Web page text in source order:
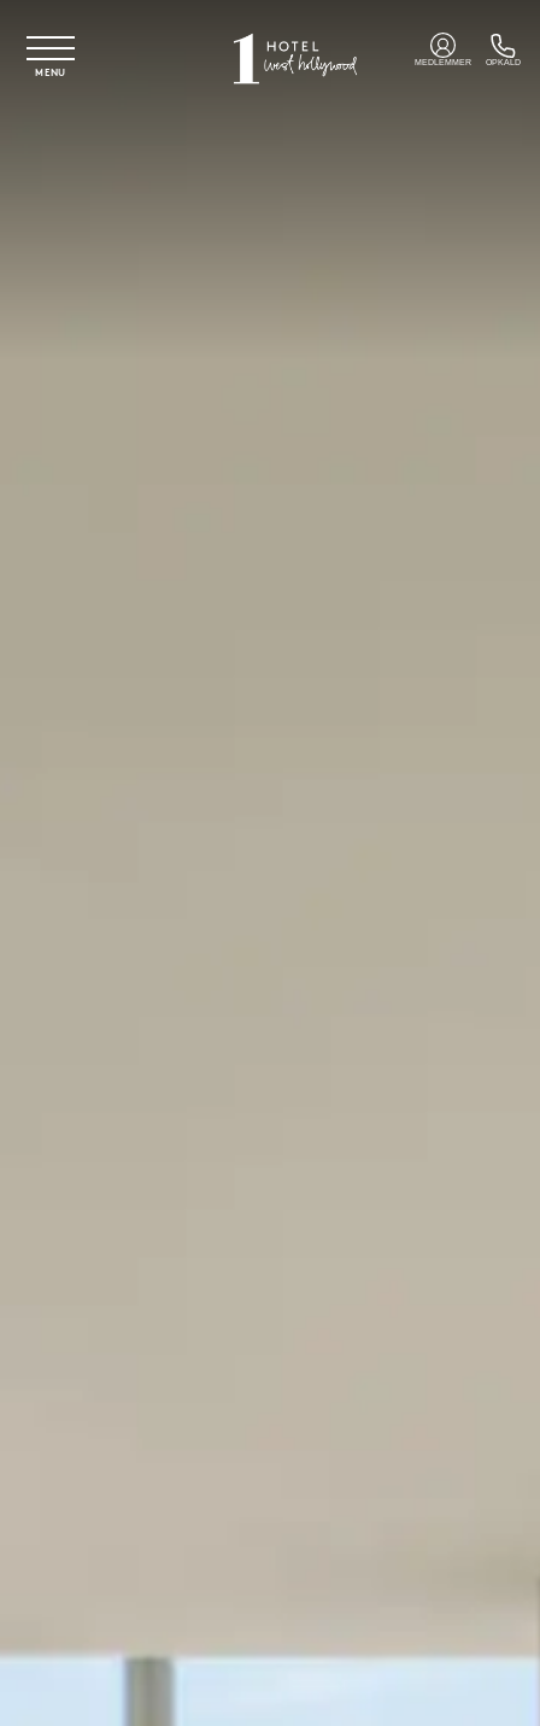
MENU
MEDLEMMER OPKALD